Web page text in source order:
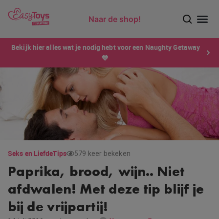
Naar de shop!
Bekijk hier alles wat je nodig hebt voor een Naughty Getaway
💙
Seks en LiefdeTips 579 keer bekeken
Paprika, brood, wijn.. Niet
afdwalen! Met deze tip blijf je
bij de vrijpartij!